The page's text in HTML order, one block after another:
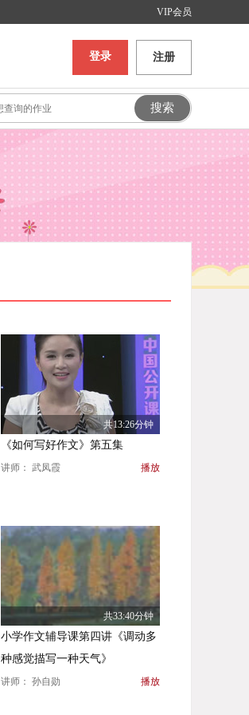
VIP会员
登录 注册
共13:26分钟
《如何写好作文》第五集
讲师： 武凤霞 播放
共33:40分钟
小学作文辅导课第四讲《调动多
种感觉描写一种天气》
讲师： 孙自勋 播放